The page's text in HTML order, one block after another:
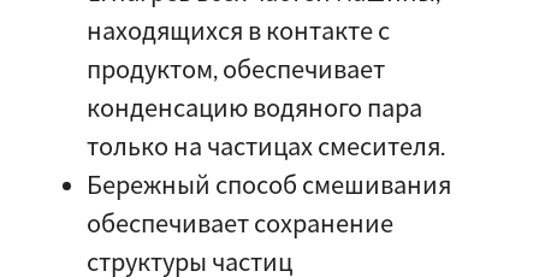
находящихся в контакте с
продуктом, обеспечивает
конденсацию водяного пара
только на частицах смесителя.
Бережный способ смешивания
обеспечивает сохранение
структуры частиц